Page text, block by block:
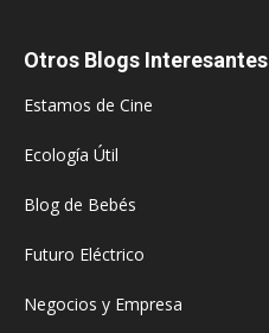
Otros Blogs Interesantes
Estamos de Cine
Ecología Útil
Blog de Bebés
Futuro Eléctrico
Negocios y Empresa